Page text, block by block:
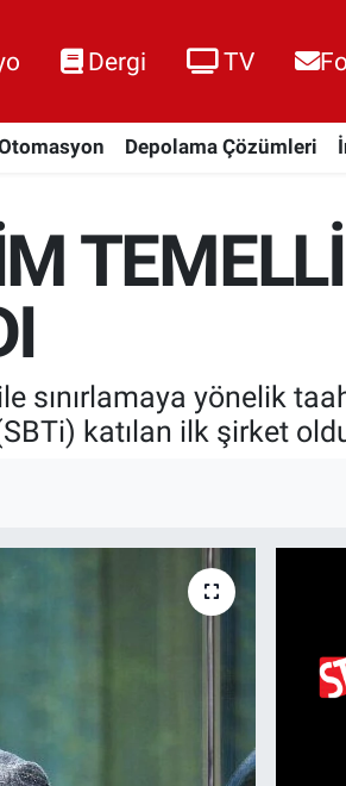
Dergi TV
Depolama Çözümleri
sınırlamaya yönelik
katılan ilk şirket